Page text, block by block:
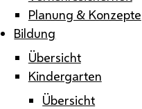
Planung & Konzepte
Bildung
Übersicht
Kindergarten
Übersicht